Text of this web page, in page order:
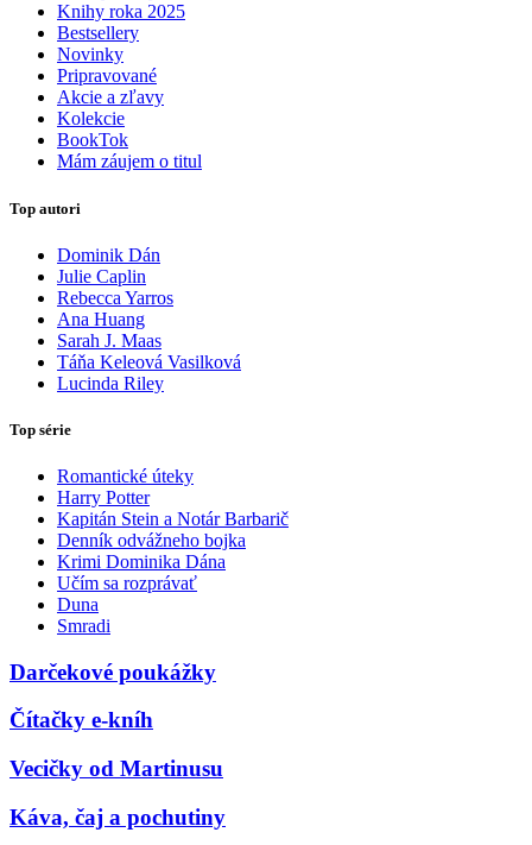
Knihy roka 2025
Bestsellery
Novinky
Pripravované
Akcie a zľavy
Kolekcie
BookTok
Mám záujem o titul
Top autori
Dominik Dán
Julie Caplin
Rebecca Yarros
Ana Huang
Sarah J. Maas
Táňa Keleová Vasilková
Lucinda Riley
Top série
Romantické úteky
Harry Potter
Kapitán Stein a Notár Barbarič
Denník odvážneho bojka
Krimi Dominika Dána
Učím sa rozprávať
Duna
Smradi
Darčekové poukážky
Čítačky e-kníh
Vecičky od Martinusu
Káva, čaj a pochutiny